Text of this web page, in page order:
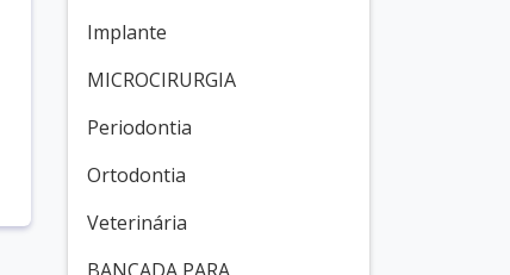
Implante
MICROCIRURGIA
Periodontia
Ortodontia
Veterinária